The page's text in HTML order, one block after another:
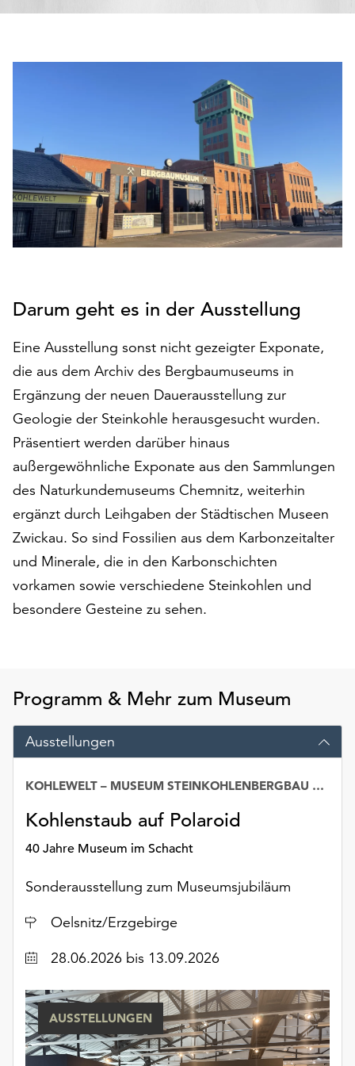
den
Seite
Cookies),
sowie
solche,
die
lediglich
zu
anonymen
werden.
Sie
auf
„Alle
akzeptieren“,
um
alle
Cookies
zu
akzeptieren.
Sie
können
Einverständnis
jederzeit
ändern
Ihnen
Ende
der
die
Schaltfläche
„Cookie-
Einstellungen“
Verfügung.
Cookies
auch
Ihr
Einverständnis
weiterhin
ausgeführt.
Darum geht es in der Ausstellung
Eine Ausstellung sonst nicht gezeigter Exponate,
die aus dem Archiv des Bergbaumuseums in
Ergänzung der neuen Dauerausstellung zur
Geologie der Steinkohle herausgesucht wurden.
Präsentiert werden darüber hinaus
außergewöhnliche Exponate aus den Sammlungen
des Naturkundemuseums Chemnitz, weiterhin
ergänzt durch Leihgaben der Städtischen Museen
Zwickau. So sind Fossilien aus dem Karbonzeitalter
und Minerale, die in den Karbonschichten
vorkamen sowie verschiedene Steinkohlen und
besondere Gesteine zu sehen.
Programm & Mehr zum Museum
Ausstellungen
Kohlenstaub auf Polaroid
40 Jahre Museum im Schacht
KOHLEWELT – MUSEUM STEINKOHLENBERGBAU SACHSEN
Sonderausstellung zum Museumsjubiläum
Ort
Oelsnitz/Erzgebirge
Datum28.06.2026 bis 13.09.2026
AUSSTELLUNGEN